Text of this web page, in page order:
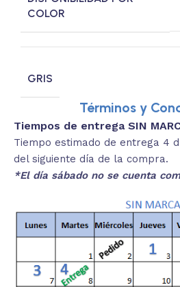
COLOR
GRIS
Términos y
Tiempos de entrega SIN
Tiempo estimado de entrega 4
del siguiente día de la compra.
*El día sábado no se cuenta